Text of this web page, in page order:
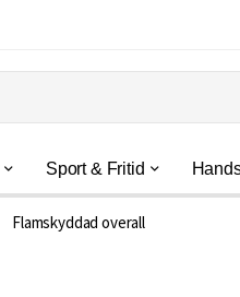
Sport & Fritid
Flamskyddad overall